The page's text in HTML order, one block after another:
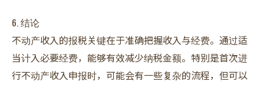
6. 结论
不动产收入的报税关键在于准确把握收入与经费。通过适
当计入必要经费，能够有效减少纳税金额。特别是首次进
行不动产收入申报时，可能会有一些复杂的流程，但可以